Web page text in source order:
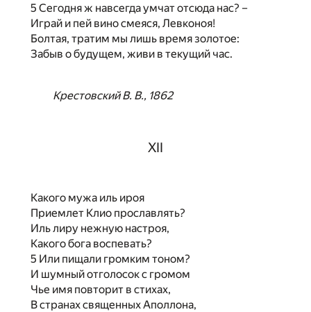
5 Сегодня ж навсегда умчат отсюда нас? –
Играй и пей вино смеяся, Левконоя!
Болтая, тратим мы лишь время золотое:
Забыв о будущем, живи в текущий час.
Крестовский В. В., 1862
XII
Какого мужа иль ироя
Приемлет Клио прославлять?
Иль лиру нежную настроя,
Какого бога воспевать?
5 Или пищали громким тоном?
И шумный отголосок с громом
Чье имя повторит в стихах,
В странах священных Аполлона,